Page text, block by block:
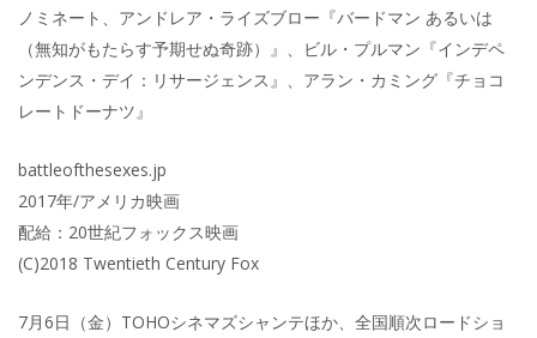
ノミネート、アンドレア・ライズブロー『バードマン あるいは
（無知がもたらす予期せぬ奇跡）』、ビル・プルマン『インデペ
ンデンス・デイ：リサージェンス』、アラン・カミング『チョコ
レートドーナツ』
battleofthesexes.jp
2017年/アメリカ映画
配給：20世紀フォックス映画
(C)2018 Twentieth Century Fox
7月6日（金）TOHOシネマズシャンテほか、全国順次ロードショ